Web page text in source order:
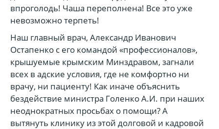
впроголодь! Чаша переполнена! Все это уже
невозможно терпеть!
Наш главный врач, Александр Иванович
Остапенко с его командой «профессионалов»,
крышуемые крымским Минздравом, загнали
всех в адские условия, где не комфортно ни
врачу, ни пациенту! Как иначе объяснить
бездействие министра Голенко А.И. при наших
неоднократных просьбах о помощи? А
вытянуть клинику из этой долговой и кадровой